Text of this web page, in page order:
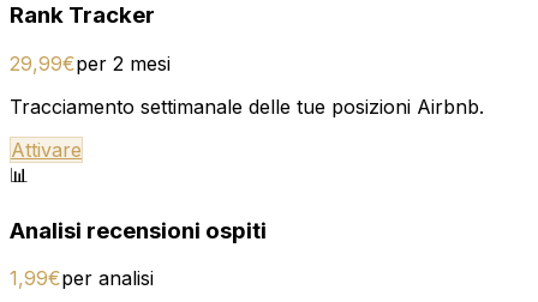
Rank Tracker
29,99€per 2 mesi
Tracciamento settimanale delle tue posizioni Airbnb.
Attivare
📊
Analisi recensioni ospiti
1,99€per analisi